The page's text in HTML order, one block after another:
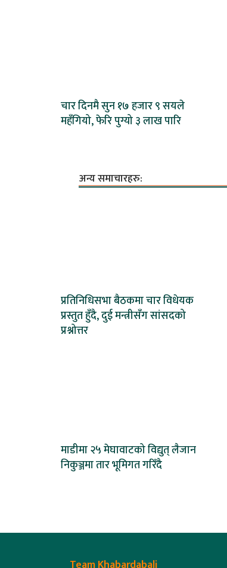
चार दिनमै सुन १७ हजार ९ सयले
महँगियो, फेरि पुग्यो ३ लाख पारि
अन्य समाचारहरु:
प्रतिनिधिसभा बैठकमा चार विधेयक
प्रस्तुत हुँदै, दुई मन्त्रीसँग सांसदको
प्रश्नोत्तर
माडीमा २५ मेघावाटको विद्युत् लैजान
निकुञ्जमा तार भूमिगत गरिँदै